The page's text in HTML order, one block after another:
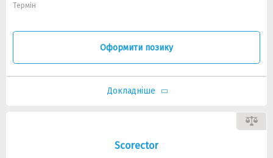
Термін
Оформити позику
Докладніше
Scorector